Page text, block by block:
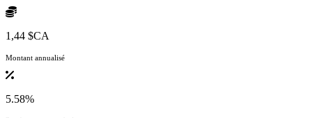
1,44 $CA
Montant annualisé
5.58%